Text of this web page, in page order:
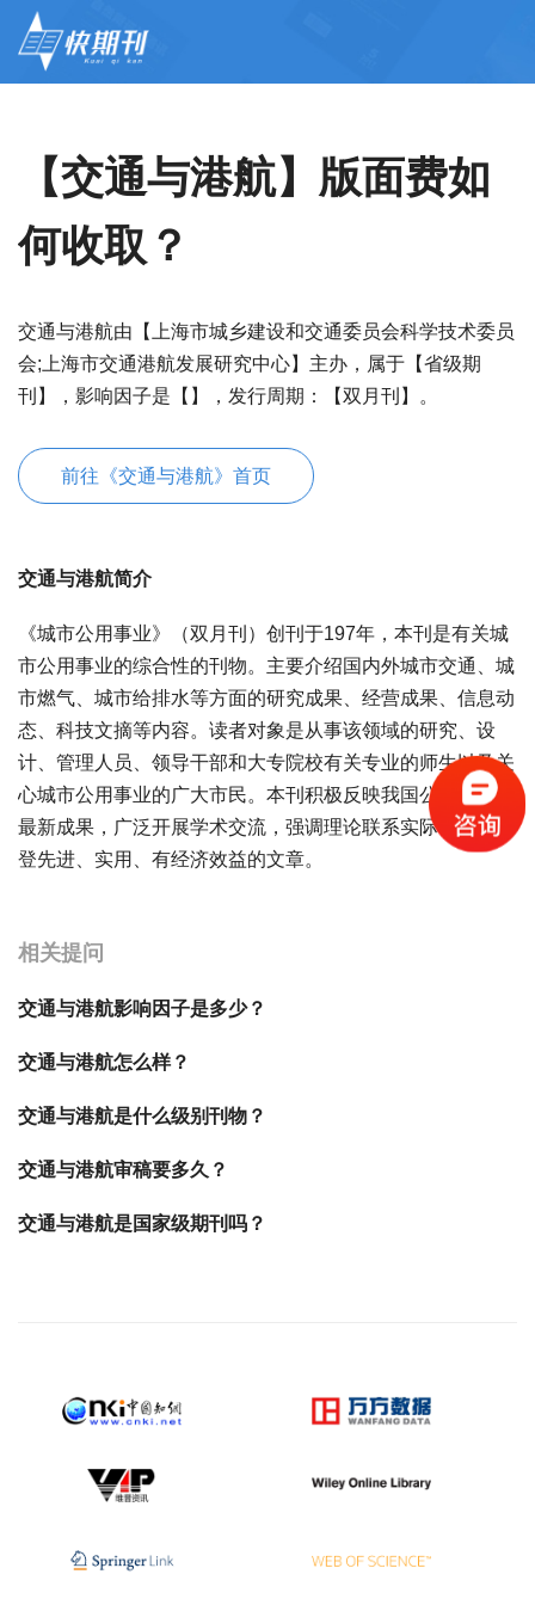
【交通与港航】版面费如
何收取？
交通与港航由【上海市城乡建设和交通委员会科学技术委员
会;上海市交通港航发展研究中心】主办，属于【省级期
刊】，影响因子是【】，发行周期：【双月刊】。
前往《交通与港航》首页
交通与港航简介
《城市公用事业》（双月刊）创刊于197年，本刊是有关城
市公用事业的综合性的刊物。主要介绍国内外城市交通、城
市燃气、城市给排水等方面的研究成果、经营成果、信息动
态、科技文摘等内容。读者对象是从事该领域的研究、设
计、管理人员、领导干部和大专院校有关专业的师生以及关
心城市公用事业的广大市民。本刊积极反映我国公用事业的
最新成果，广泛开展学术交流，强调理论联系实际，力求刊
登先进、实用、有经济效益的文章。
相关提问
交通与港航影响因子是多少？
交通与港航怎么样？
交通与港航是什么级别刊物？
交通与港航审稿要多久？
交通与港航是国家级期刊吗？